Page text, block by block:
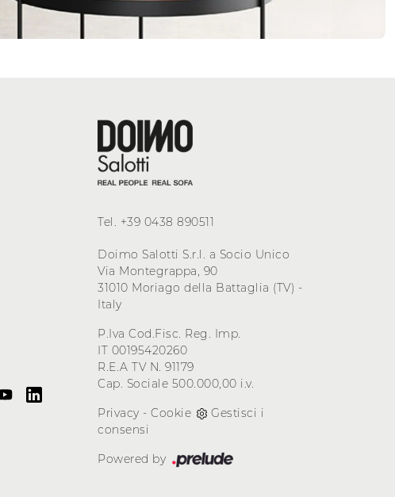
Tel. +39 0438 890511
Doimo Salotti S.r.l. a Socio Unico
Via Montegrappa, 90
31010 Moriago della Battaglia (TV) -
Italy
P.Iva Cod.Fisc. Reg. Imp.
IT 00195420260
R.E.A TV N. 91179
Cap. Sociale 500.000,00 i.v.
Privacy - Cookie
Gestisci i
consensi
Powered by